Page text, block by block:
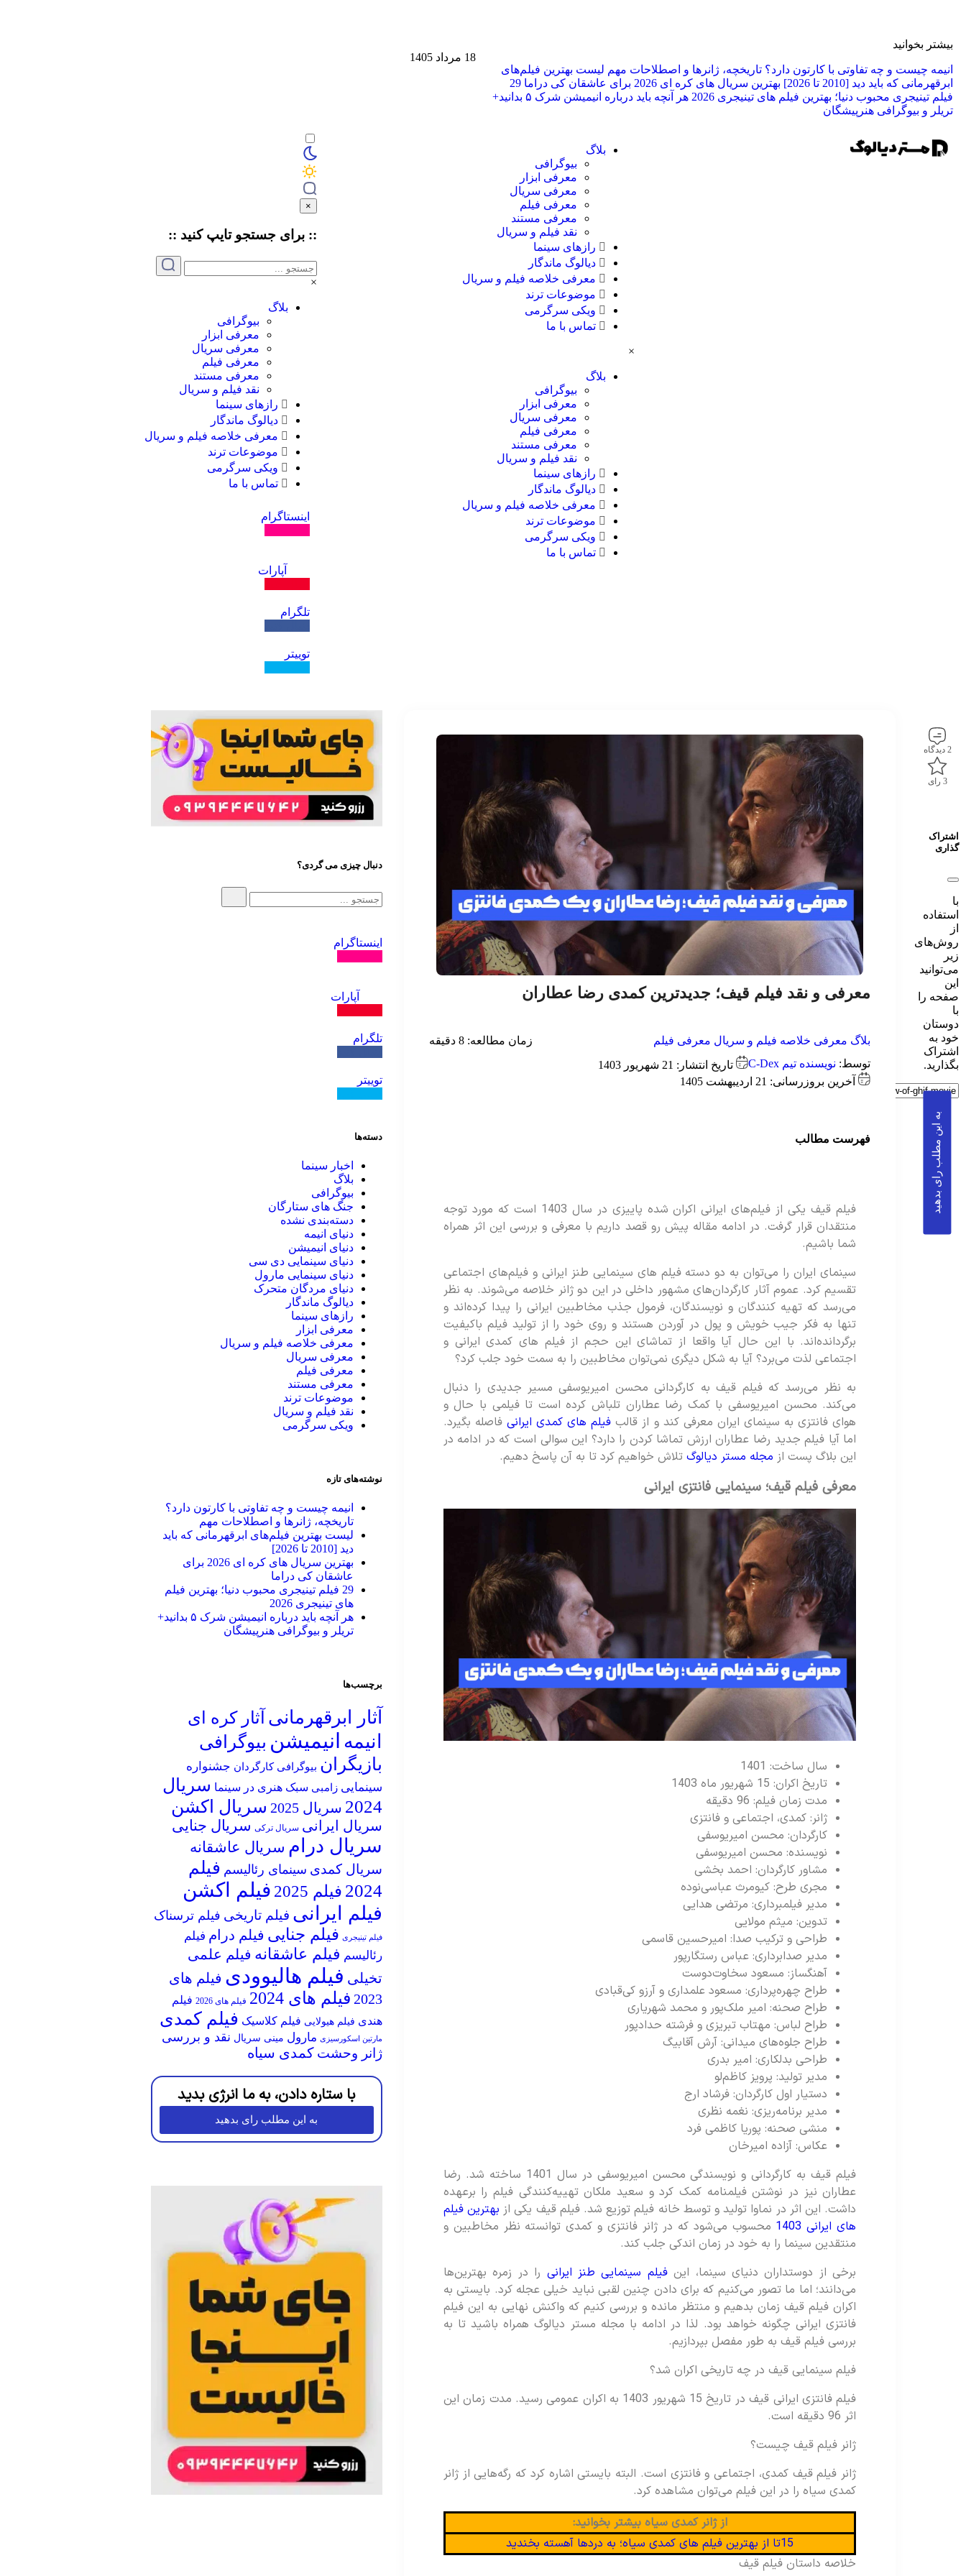
بیشتر بخوانید
انیمه چیست و چه تفاوتی با کارتون دارد؟ تاریخچه، ژانرها و اصطلاحات مهم لیست بهترین فیلم‌های
ابرقهرمانی که باید دید [2010 تا 2026]
بهترین سریال های کره ای 2026 برای عاشقان کی دراما
29
فیلم تینیجری محبوب دنیا؛ بهترین فیلم‌ های تینیجری 2026
هر آنچه باید درباره انیمیشن شرک ۵ بدانید+
تریلر و بیوگرافی هنرپیشگان
18 مرداد 1405
بلاگ
بیوگرافی
معرفی ابزار
معرفی سریال
معرفی فیلم
معرفی مستند
نقد فیلم و سریال
رازهای سینما
دیالوگ ماندگار
معرفی خلاصه فیلم و سریال
موضوعات ترند
ویکی سرگرمی
تماس با ما
×
بلاگ
بیوگرافی
معرفی ابزار
معرفی سریال
معرفی فیلم
معرفی مستند
نقد فیلم و سریال
رازهای سینما
دیالوگ ماندگار
معرفی خلاصه فیلم و سریال
موضوعات ترند
ویکی سرگرمی
تماس با ما
×
:: برای جستجو تایپکنید ::
×
بلاگ
بیوگرافی
معرفی ابزار
معرفی سریال
معرفی فیلم
معرفی مستند
نقد فیلم و سریال
رازهای سینما
دیالوگ ماندگار
معرفی خلاصه فیلم و سریال
موضوعات ترند
ویکی سرگرمی
تماس با ما
اینستاگرام
آپارات
تلگرام
توییتر
2 دیدگاه
3 رای
اشتراک
گذاری
با
استفاده
از
روش‌های
زیر
می‌توانید
این
صفحه را
با
دوستان
خود به
اشتراک
بگذارید.
به این مطلب رای بدهید
معرفی و نقد فیلم قیف؛ جدیدترین کمدی رضا عطاران
بلاگ معرفی خلاصه فیلم و سریال معرفی فیلم زمان مطالعه: 8 دقیقه
توسط: نویسنده تیم C-Dex
تاریخ انتشار: 21 شهریور 1403
آخرین بروزرسانی: 21 اردیبهشت 1405
فهرست مطالب
فیلم قیف یکی از فیلم‌های ایرانی اکران شده پاییزی در سال 1403 است که مورد توجه
منتقدان قرار گرفت. در ادامه مقاله پیش رو قصد داریم با معرفی و بررسی این اثر همراه
شما باشیم.
سینمای ایران را می‌توان به دو دسته فیلم های سینمایی طنز ایرانی و فیلم‌های اجتماعی
تقسیم کرد. عموم آثار کارگردان‌های مشهور داخلی در این دو ژانر خلاصه می‌شوند. به نظر
می‌رسد که تهیه کنندگان و نویسندگان، فرمول جذب مخاطبین ایرانی را پیدا کرده‌اند و
تنها به فکر جیب خویش و پول در آوردن هستند و روی خود را از تولید فیلم باکیفیت
برگردانده‌اند. با این حال آیا واقعا از تماشای این حجم از فیلم‌ های کمدی ایرانی و
اجتماعی لذت می‌برد؟ آیا به شکل دیگری نمی‌توان مخاطبین را به سمت خود جلب کرد؟
به نظر می‌رسد که فیلم قیف به کارگردانی محسن امیریوسفی مسیر جدیدی را دنبال
می‌کند. محسن امیریوسفی با کمک رضا عطاران تلباش کرده است تا فیلمی با حال و
هوای فانتزی به سینمای ایران معرفی کند و از قالب فیلم های کمدی ایرانیفاصله بگیرد.
اما آیا فیلم جدید رضا عطاران ارزش تماشا کردن را دارد؟ این سوالی است که در ادامه در
این بلاگ پست از مجله مستر دیالوگتلاش خواهیم کرد تا به آن پاسخ دهیم.
معرفی فیلم قیف؛ سینمایی فانتزی ایرانی
سال ساخت: 1401
تاریخ اکران: 15 شهریور ماه 1403
مدت زمان فیلم: 96 دقیقه
ژانر: کمدی، اجتماعی و فانتزی
کارگردان: محسن امیریوسفی
نویسنده: محسن امیریوسفی
مشاور کارگردان: احمد بخشی
مجری طرح: کیومرث عباسی‌نوده
مدیر فیلمبرداری: مرتضی هدایی
تدوین: میثم مولایی
طراحی و ترکیب صدا: امیرحسین قاسمی
مدیر صدابرداری: عباس رستگارپور
آهنگساز: مسعود سخاوت‌دوست
طراح چهره‌پرداری: مسعود علمداری و آرزو کی‌قبادی
طراح صحنه: امیر ملک‌پور و محمد شهریاری
طراح لباس: مهتاب تبریزی و فرشته حدادپور
طراح جلوه‌های میدانی: آرش آقابیگ
طراحی بدلکاری: امیر بدری
مدیر تولید: پرویز کاظم‌لو
دستیار اول کارگردان: فرشاد ارج
مدیر برنامه‌ریزی: نغمه نظری
منشی صحنه: پوریا کاظمی فرد
عکاس: آزاده امیرخان
فیلم قیف به کارگردانی و نویسندگی محسن امیریوسفی در سال 1401 ساخته شد. رضا
عطاران نیز در نوشتن فیلمنامه کمک کرد و سعید ملکان تهییه‌کنندگی فیلم را برعهده
داشت. این اثر در نماوا تولید و توسط خانه فیلم توزیع شد. فیلم قیف یکی از بهترین فیلم
های ایرانی 1403
محسوب می‌شود که در ژانر فانتزی و کمدی توانسته نظر مخاطبین و
منتقدین سینما را به خود در زمان اندکی جلب کند.
برخی از دوستداران دنیای سینما، اینفیلم سینمایی طنز ایرانی را در زمره بهترین‌ها
می‌دانند؛ اما ما تصور می‌کنیم که برای دادن چنین لقبی نباید خیلی عجله کرد. بایستی به
اکران فیلم قیف زمان بدهیم و منتظر مانده و بررسی کنیم که واکنش نهایی به این فیلم
فانتزی ایرانی چگونه خواهد بود. لذا در ادامه با مجله مستر دیالوگ همراه باشید تا به
بررسی فیلم قیف به طور مفصل بپردازیم.
فیلم سینمایی قیف در چه تاریخی اکران شد؟
فیلم فانتزی ایرانی قیف در تاریخ 15 شهریور 1403 به اکران عمومی رسید. مدت زمان این
اثر 96 دقیقه است.
ژانر فیلم قیف چیست؟
ژانر فیلم قیف کمدی، اجتماعی و فانتزی است. البته بایستی اشاره کرد که رگه‌هایی از ژانر
کمدی سیاه را در این فیلم می‌توان مشاهده کرد.
از ژانر کمدی سیاه بیشتر بخوانید:
15تا از بهترین فیلم های کمدی سیاه؛ به دردها آهسته بخندید
خلاصه داستان فیلم قیف
دنبال چیزی می گردی؟
اینستاگرام
آپارات
تلگرام
توییتر
دسته‌ها
اخبار سینما
بلاگ
بیوگرافی
جنگ های ستارگان
دسته‌بندی نشده
دنیای انیمه
دنیای انیمیشن
دنیای سینمایی دی‌ سی
دنیای سینمایی مارول
دنیای مردگان متحرک
دیالوگ ماندگار
رازهای سینما
معرفی ابزار
معرفی خلاصه فیلم و سریال
معرفی سریال
معرفی فیلم
معرفی مستند
موضوعات ترند
نقد فیلم و سریال
ویکی سرگرمی
نوشته‌های تازه
انیمه چیست و چه تفاوتی با کارتون دارد؟
تاریخچه، ژانرها و اصطلاحات مهم
لیست بهترین فیلم‌های ابرقهرمانی که باید
دید [2010 تا 2026]
بهترین سریال های کره ای 2026 برای
عاشقان کی دراما
29 فیلم تینیجری محبوب دنیا؛ بهترین فیلم‌
های تینیجری 2026
هر آنچه باید درباره انیمیشن شرک ۵ بدانید+
تریلر و بیوگرافی هنرپیشگان
برچسب‌ها
آثار ابرقهرمانی آثار کره ای
انیمه انیمیشن بیوگرافی
بازیگران بیوگرافی کارگردان جشنواره
سینمایی زامبی سبک هنری در سینما سریال
2024 سریال 2025 سریال اکشن
سریال ایرانی سریال ترکی سریال جنایی
سریال درام سریال عاشقانه
سریال کمدی سینمای رئالیسم فیلم
2024 فیلم 2025 فیلم اکشن
فیلم ایرانی فیلم تاریخی فیلم ترسناک
فیلم تینیجری فیلم جنایی فیلم درام فیلم
رئالیسم فیلم عاشقانه فیلم علمی
تخیلی فیلم هالیوودی فیلم های
2023 فیلم های 2024 فیلم های 2026
فیلم
هندی فیلم هیولایی فیلم کلاسیک فیلم کمدی
مارتین اسکورسیزی مارول مینی سریال نقد و بررسی
ژانر وحشت کمدی سیاه
با ستاره دادن، به ما انرژی بدید
به این مطلب رای بدهید